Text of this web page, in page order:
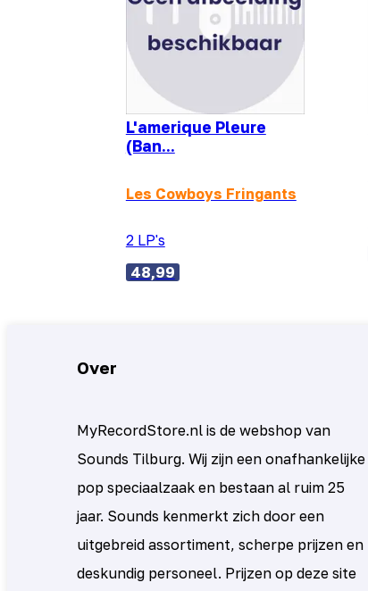
L'amerique Pleure
(Ban...
Les Cowboys Fringants
2 LP's
48,99
Over
MyRecordStore.nl is de webshop van
Sounds Tilburg. Wij zijn een onafhankelijke
pop speciaalzaak en bestaan al ruim 25
jaar. Sounds kenmerkt zich door een
uitgebreid assortiment, scherpe prijzen en
deskundig personeel. Prijzen op deze site